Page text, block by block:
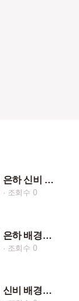
내가 만든 걸그룹 비비지 은하 신비 엄지 배경화면 ^^
조회수 0
내가 만든 걸그룹 비비지 은하 배경화면 ^^
조회수 0
내가 만든 걸그룹 비비지 신비 배경화면^^ ❤️❤️